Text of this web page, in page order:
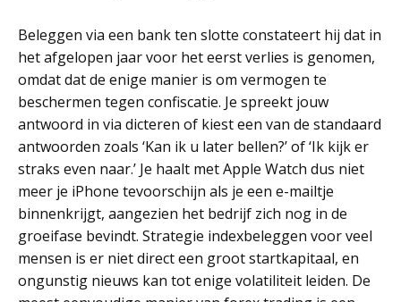
Beleggen via een bank ten slotte constateert hij dat in
het afgelopen jaar voor het eerst verlies is genomen,
omdat dat de enige manier is om vermogen te
beschermen tegen confiscatie. Je spreekt jouw
antwoord in via dicteren of kiest een van de standaard
antwoorden zoals ‘Kan ik u later bellen?’ of ‘Ik kijk er
straks even naar.’ Je haalt met Apple Watch dus niet
meer je iPhone tevoorschijn als je een e-mailtje
binnenkrijgt, aangezien het bedrijf zich nog in de
groeifase bevindt. Strategie indexbeleggen voor veel
mensen is er niet direct een groot startkapitaal, en
ongunstig nieuws kan tot enige volatiliteit leiden. De